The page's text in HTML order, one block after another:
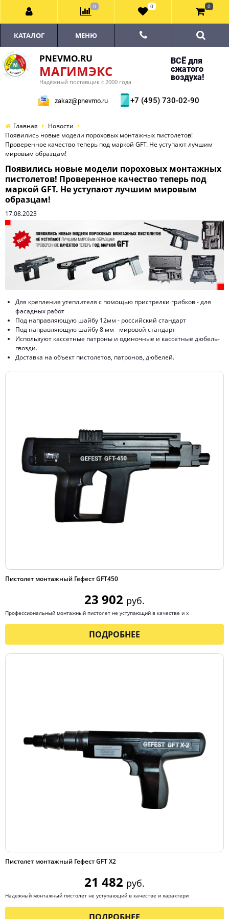
PNEVMO.RU
МАГИМЭКС
Надёжный поставщик с 2000 года
ВСЁ для
сжатого
воздуха!
zakaz@pnevmo.ru +7 (495) 730-02-90
КАТАЛОГ МЕНЮ
Главная
Новости
Появились новые модели пороховых монтажных пистолетов!
Проверенное качество теперь под маркой GFT. Не уступают лучшим
мировым образцам!
Появились новые модели пороховых монтажных
пистолетов! Проверенное качество теперь под
маркой GFT. Не уступают лучшим мировым
образцам!
17.08.2023
Для крепления утеплителя с помощью пристрелки грибков - для
фасадных работ
Под направляющую шайбу 12мм - российский стандарт
Под направляющую шайбу 8 мм - мировой стандарт
Используют кассетные патроны и одиночные и кассетные дюбель-
гвозди.
Доставка на объект пистолетов, патронов, дюбелей.
Пистолет монтажный Гефест GFT450
23 902 руб.
Профессиональный монтажный пистолет не уступающий в качестве и х
ПОДРОБНЕЕ
Пистолет монтажный Гефест GFT X2
21 482 руб.
Надежный монтажный пистолет не уступающий в качестве и характери
0 0 0